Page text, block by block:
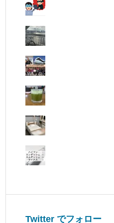
Twitter でフォロー